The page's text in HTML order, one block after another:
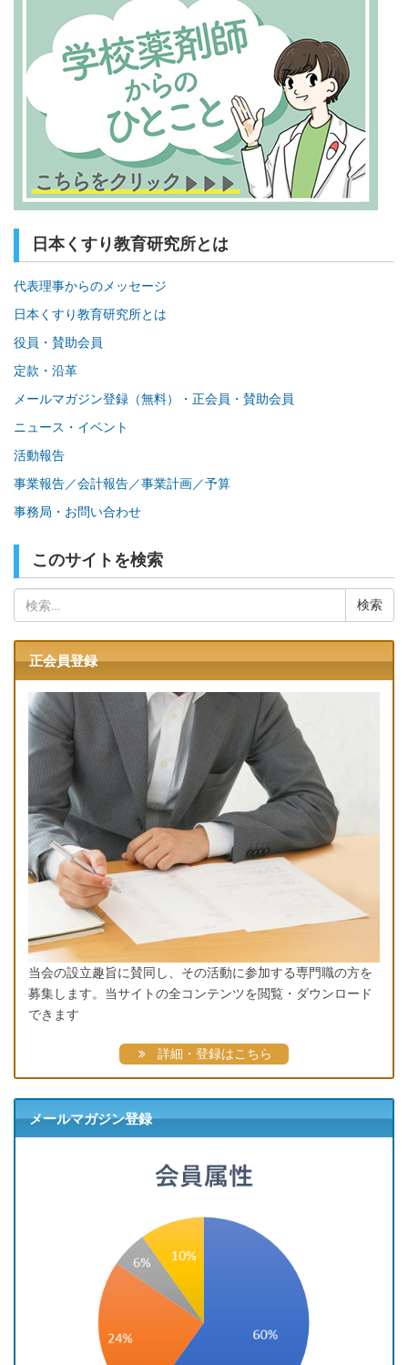
日本くすり教育研究所とは
代表理事からのメッセージ
日本くすり教育研究所とは
役員・賛助会員
定款・沿革
メールマガジン登録（無料）・正会員・賛助会員
ニュース・イベント
活動報告
事業報告／会計報告／事業計画／予算
事務局・お問い合わせ
このサイトを検索
索:
正会員登録
当会の設立趣旨に賛同し、その活動に参加する専門職の方を
募集します。当サイトの全コンテンツを閲覧・ダウンロード
できます
詳細・登録はこちら
メールマガジン登録